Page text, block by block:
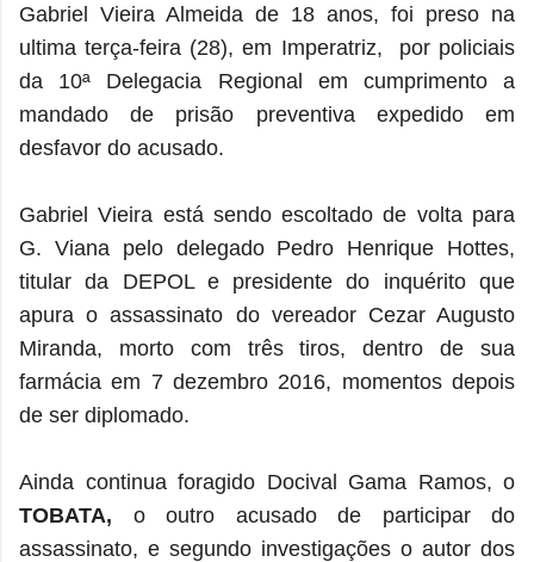
Gabriel Vieira Almeida de 18 anos, foi preso na
ultima terça-feira (28), em Imperatriz, por policiais
da 10ª Delegacia Regional em cumprimento a
mandado de prisão preventiva expedido em
desfavor do acusado.
Gabriel Vieira está sendo escoltado de volta para
G. Viana pelodelegado Pedro Henrique Hottes,
titular da DEPOL e presidente do inquérito que
apura o assassinato do vereador Cezar Augusto
Miranda, morto com três tiros, dentro de sua
farmácia em 7 dezembro 2016, momentos depois
de ser diplomado.
Ainda continua foragido Docival Gama Ramos, o
TOBATA,
o outro acusado de participar do
assassinato, e segundo investigações o autor dos